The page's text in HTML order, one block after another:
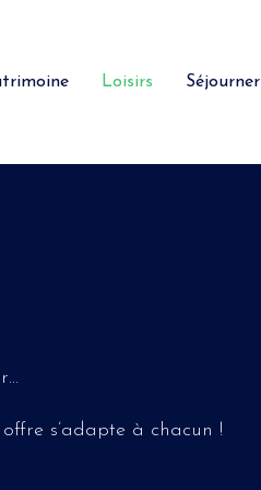
Loisirs Séjourner
s’adapte à chacun !